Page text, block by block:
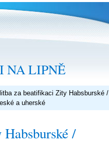
NA LIPNĚ
za beatifikaci Zity Habsburské /
a uherské
/